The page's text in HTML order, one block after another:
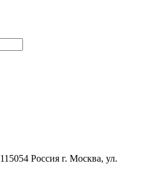
115054 Россия г. Москва, ул.